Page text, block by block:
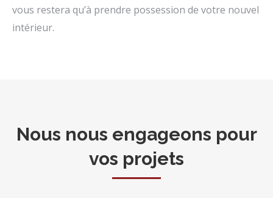
vous restera qu’à prendre possession de votre nouvel
intérieur.
Nous nous engageons pour
vos projets